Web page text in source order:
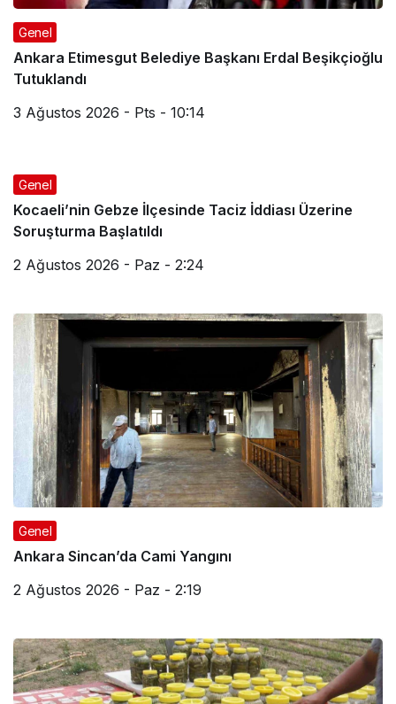
Genel
Ankara Etimesgut Belediye Başkanı Erdal Beşikçioğlu
Tutuklandı
3 Ağustos 2026 - Pts - 10:14
Genel
Kocaeli’nin Gebze İlçesinde Taciz İddiası Üzerine
Soruşturma Başlatıldı
2 Ağustos 2026 - Paz - 2:24
Genel
Ankara Sincan’da Cami Yangını
2 Ağustos 2026 - Paz - 2:19